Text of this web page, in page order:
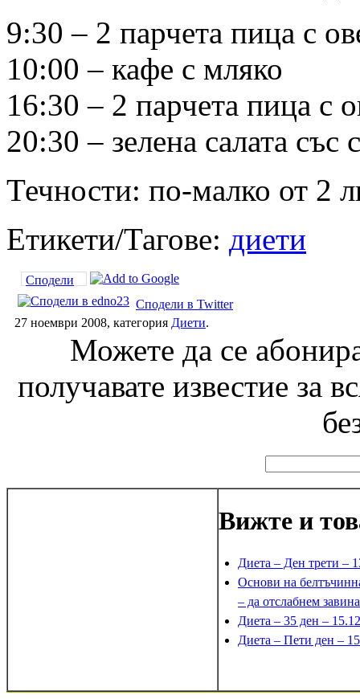
9:30 – 2 парчета пица с
10:00 – кафе с мляко
16:30 – 2 парчета пица с
20:30 – зелена салата
Течности: по-малко от 2
Етикети/Тагове: диети
Сподели
Сподели в Twitter
27 ноември 2008, категория Диети.
Можете да се
получавате известие за
Вижте и
Диета – Ден трети –
Основи на
– да отслабнем
Диета – 35 ден –
Диета – Пети ден –